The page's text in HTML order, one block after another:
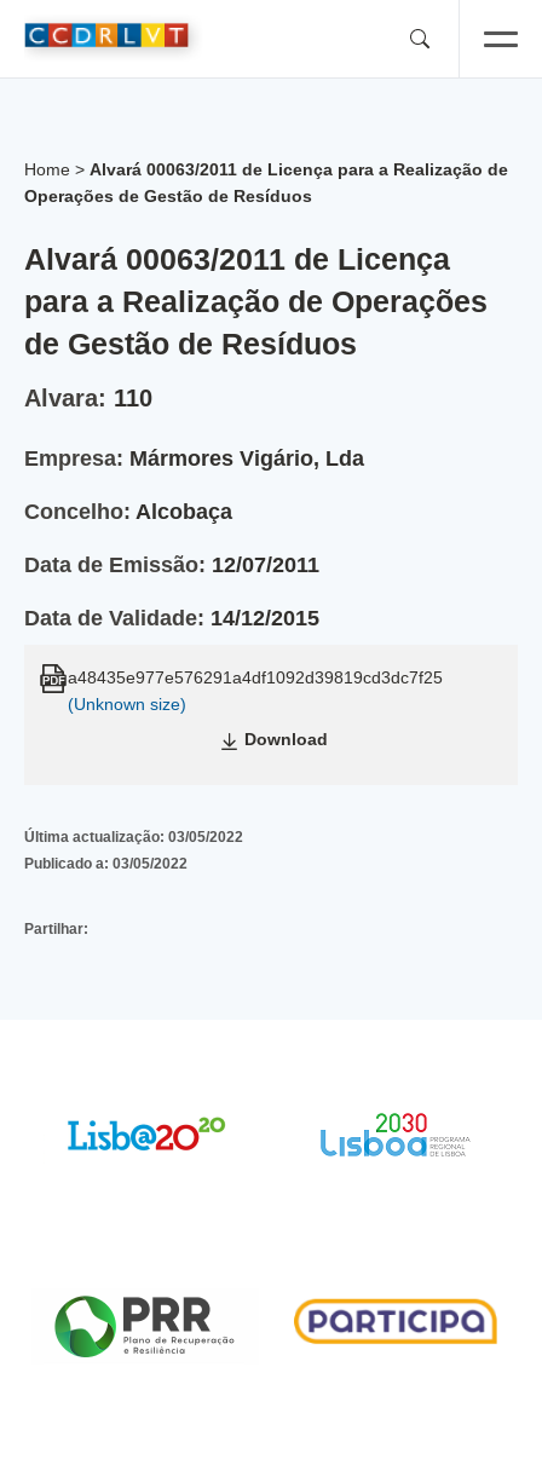
Home > Alvará 00063/2011 de Licença para a Realização de
Operações de Gestão de Resíduos
Alvará 00063/2011 de Licença
para a Realização de Operações
de Gestão de Resíduos
Alvara: 110
Empresa: Mármores Vigário, Lda
Concelho: Alcobaça
Data de Emissão: 12/07/2011
Data de Validade: 14/12/2015
a48435e977e576291a4df1092d39819cd3dc7f25
(Unknown size)
Download
Última actualização: 03/05/2022
Publicado a: 03/05/2022
Partilhar: